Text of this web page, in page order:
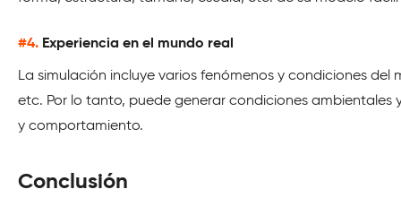
#4. Experiencia en el mundo real
La simulación incluye varios fenómenos y condiciones
etc. Por lo tanto, puede generar condiciones
y comportamiento.
Conclusión